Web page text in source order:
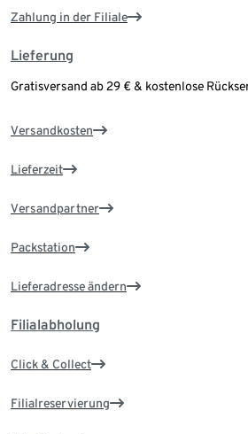
Zahlung in der Filiale
Lieferung
Gratisversand ab 29 € & kostenlose
Versandkosten
Lieferzeit
Versandpartner
Packstation
Lieferadresse ändern
Filialabholung
Click & Collect
Filialreservierung